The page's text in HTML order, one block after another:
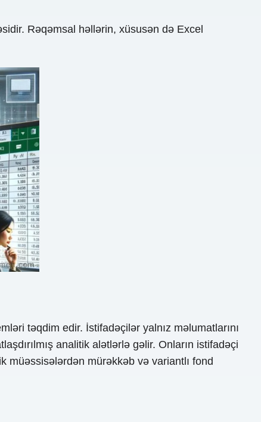
Rəqəmsal həllərin, xüsusən də Excel
təqdim edir. İstifadəçilər yalnız məlumatlarını
analitik alətlərlə gəlir. Onların istifadəçi
müəssisələrdən mürəkkəb və variantlı fond